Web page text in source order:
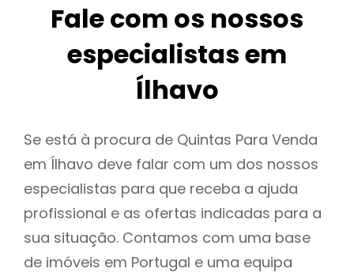
Fale com os nossos
especialistas em
Ílhavo
Se está à procura de Quintas Para Venda
em Ílhavo deve falar com um dos nossos
especialistas para que receba a ajuda
profissional e as ofertas indicadas para a
sua situação. Contamos com uma base
de imóveis em Portugal e uma equipa